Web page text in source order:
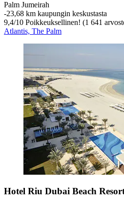
Palm Jumeirah
‐23,68 km kaupungin keskustasta
9,4/10 Poikkeuksellinen! (1 641
Atlantis, The Palm
Hotel Riu Dubai Beach